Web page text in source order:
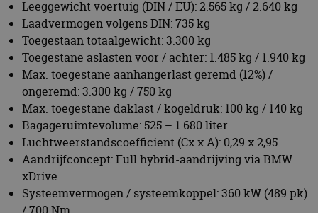
Aandrijfconcept: Full hybrid-aandrijving via BMW
xDrive
Systeemvermogen / systeemkoppel: 360 kW (489 pk)
/ 700 Nm
Verbrandingsmotor: 6-cilinder-in-lijn, 4 kleppen,
TwinPower Turbo
Cilinderinhoud: 2.998 cm³
Slag / boring: 94,6 mm / 82,0 mm
Compressieverhouding: 11.0:1
Brandstoftype: Benzine (Min ROZ 91)
Nominaal vermogen motor: 230 kW (313 pk) bij 5.500
min-1